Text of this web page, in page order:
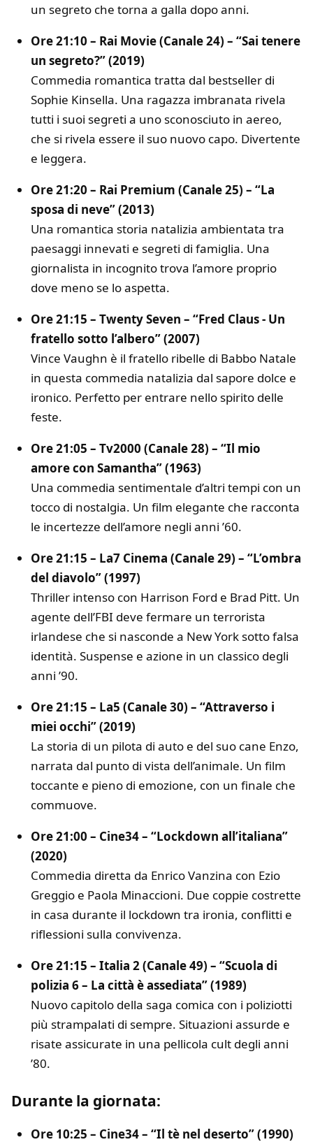
un segreto che torna a galla dopo anni.
Ore 21:10 – Rai Movie (Canale 24) – “Sai tenere
un segreto?” (2019)
Commedia romantica tratta dal bestseller di
Sophie Kinsella. Una ragazza imbranata rivela
tutti i suoi segreti a uno sconosciuto in aereo,
che si rivela essere il suo nuovo capo. Divertente
e leggera.
Ore 21:20 – Rai Premium (Canale 25) – “La
sposa di neve” (2013)
Una romantica storia natalizia ambientata tra
paesaggi innevati e segreti di famiglia. Una
giornalista in incognito trova l’amore proprio
dove meno se lo aspetta.
Ore 21:15 – Twenty Seven – “Fred Claus - Un
fratello sotto l’albero” (2007)
Vince Vaughn è il fratello ribelle di Babbo Natale
in questa commedia natalizia dal sapore dolce e
ironico. Perfetto per entrare nello spirito delle
feste.
Ore 21:05 – Tv2000 (Canale 28) – “Il mio
amore con Samantha” (1963)
Una commedia sentimentale d’altri tempi con un
tocco di nostalgia. Un film elegante che racconta
le incertezze dell’amore negli anni ’60.
Ore 21:15 – La7 Cinema (Canale 29) – “L’ombra
del diavolo” (1997)
Thriller intenso con Harrison Ford e Brad Pitt. Un
agente dell’FBI deve fermare un terrorista
irlandese che si nasconde a New York sotto falsa
identità. Suspense e azione in un classico degli
anni ’90.
Ore 21:15 – La5 (Canale 30) – “Attraverso i
miei occhi” (2019)
La storia di un pilota di auto e del suo cane Enzo,
narrata dal punto di vista dell’animale. Un film
toccante e pieno di emozione, con un finale che
commuove.
Ore 21:00 – Cine34 – “Lockdown all’italiana”
(2020)
Commedia diretta da Enrico Vanzina con Ezio
Greggio e Paola Minaccioni. Due coppie costrette
in casa durante il lockdown tra ironia, conflitti e
riflessioni sulla convivenza.
Ore 21:15 – Italia 2 (Canale 49) – “Scuola di
polizia 6 – La città è assediata” (1989)
Nuovo capitolo della saga comica con i poliziotti
più strampalati di sempre. Situazioni assurde e
risate assicurate in una pellicola cult degli anni
’80.
Durante la giornata:
Ore 10:25 – Cine34 – “Il tè nel deserto” (1990)